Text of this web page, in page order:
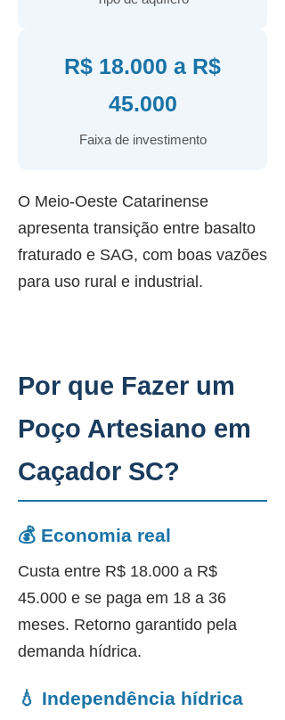
R$ 18.000 a R$
45.000
Faixa de investimento
O Meio-Oeste Catarinense
apresenta transição entre basalto
fraturado e SAG, com boas vazões
para uso rural e industrial.
Por que Fazer um
Poço Artesiano em
Caçador SC?
💰 Economia real
Custa entre R$ 18.000 a R$
45.000 e se paga em 18 a 36
meses. Retorno garantido pela
demanda hídrica.
💧 Independência hídrica